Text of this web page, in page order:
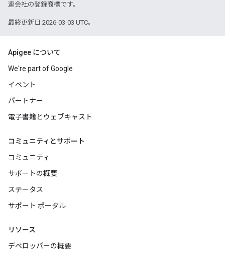
連会社の登録商標です。
最終更新日 2026-03-03 UTC。
Apigee について
We're part of Google
イベント
パートナー
電子書籍とウェブキャスト
コミュニティとサポート
コミュニティ
サポートの概要
ステータス
サポート ポータル
リソース
デベロッパーの概要